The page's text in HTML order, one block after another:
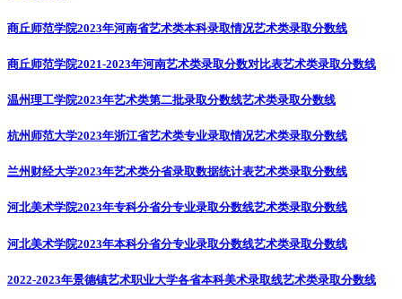
商丘师范学院2023年河南省艺术类本科录取情况艺术类录取分数线
商丘师范学院2021-2023年河南艺术类录取分数对比表艺术类录取分数线
温州理工学院2023年艺术类第二批录取分数线艺术类录取分数线
杭州师范大学2023年浙江省艺术类专业录取情况艺术类录取分数线
兰州财经大学2023年艺术类分省录取数据统计表艺术类录取分数线
河北美术学院2023年专科分省分专业录取分数线艺术类录取分数线
河北美术学院2023年本科分省分专业录取分数线艺术类录取分数线
2022-2023年景德镇艺术职业大学各省本科美术录取线艺术类录取分数线